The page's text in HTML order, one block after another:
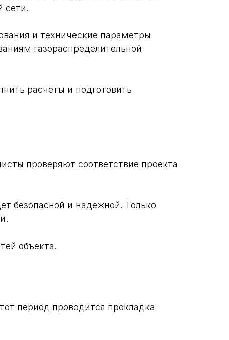
сети.
и технические параметры
газораспределительной
расчёты и подготовить
проверяют соответствие проекта
безопасной и надежной. Только
объекта.
период проводится прокладка